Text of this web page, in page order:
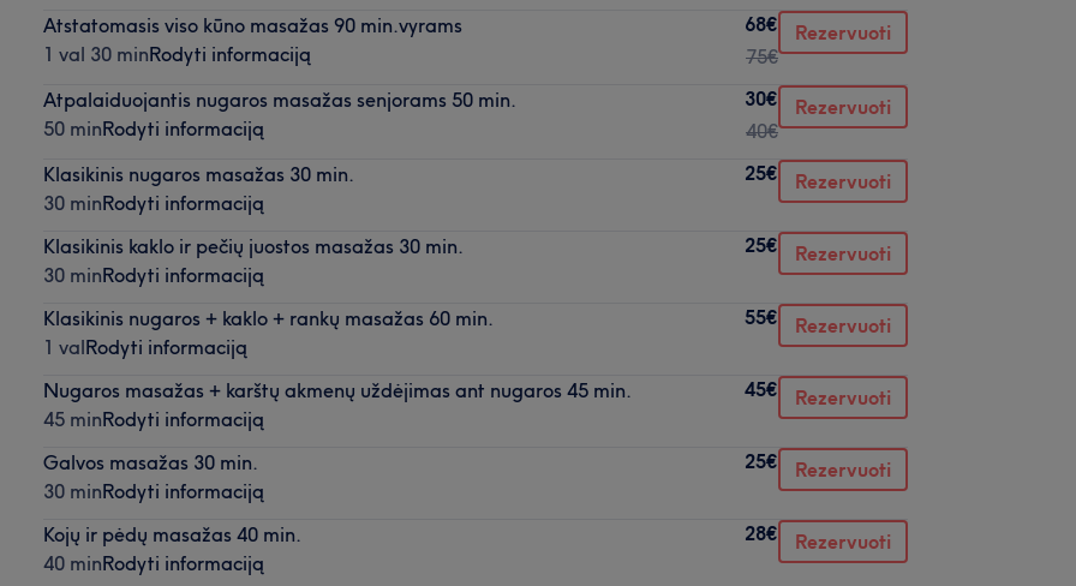
Atstatomasis viso kūno masažas 90 min.vyrams
1 val 30 minRodyti informaciją
68€
75€
Rezervuoti
Atpalaiduojantis nugaros masažas senjorams 50 min.
50 minRodyti informaciją
30€
40€
Rezervuoti
Klasikinis nugaros masažas 30 min.
30 minRodyti informaciją
25€ Rezervuoti
Klasikinis kaklo ir pečių juostos masažas 30 min.
30 minRodyti informaciją
25€ Rezervuoti
Klasikinis nugaros + kaklo + rankų masažas 60 min.
1 valRodyti informaciją
55€ Rezervuoti
Nugaros masažas + karštų akmenų uždėjimas ant nugaros 45 min.
45 minRodyti informaciją
45€ Rezervuoti
Galvos masažas 30 min.
30 minRodyti informaciją
25€ Rezervuoti
Kojų ir pėdų masažas 40 min.
40 minRodyti informaciją
28€ Rezervuoti